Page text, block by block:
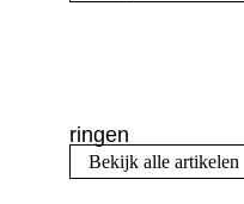
ringen
Bekijk alle artikelen